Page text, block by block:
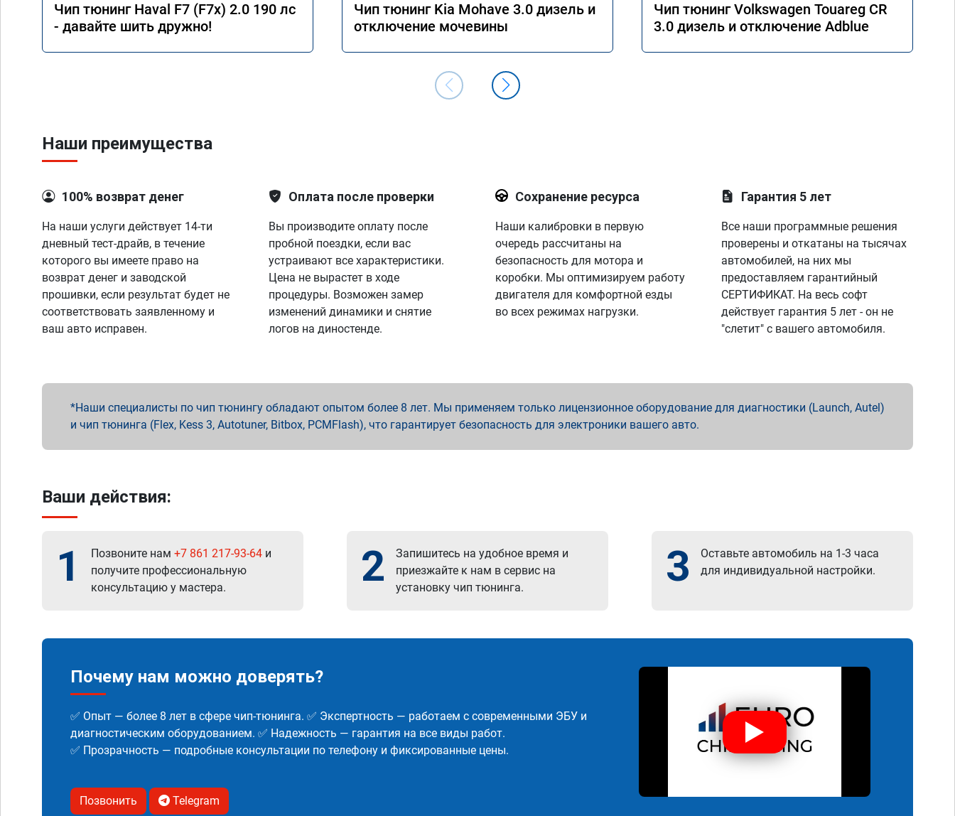
Чип тюнинг Haval F7 (F7x) 2.0 190 лс
- давайте шить дружно!
Чип тюнинг Kia Mohave 3.0 дизель и
отключение мочевины
Чип тюнинг Volkswagen Touareg CR
3.0 дизель и отключение Adblue
Наши преимущества
100% возврат денег
На наши услуги действует 14-ти
дневный тест-драйв, в течение
которого вы имеете право на
возврат денег и заводской
прошивки, если результат будет не
соответствовать заявленному и
ваш авто исправен.
Оплата после проверки
Вы производите оплату после
пробной поездки, если вас
устраивают все характеристики.
Цена не вырастет в ходе
процедуры. Возможен замер
изменений динамики и снятие
логов на диностенде.
Сохранение ресурса
Наши калибровки в первую
очередь рассчитаны на
безопасность для мотора и
коробки. Мы оптимизируем работу
двигателя для комфортной езды
во всех режимах нагрузки.
Гарантия 5 лет
Все наши программные решения
проверены и откатаны на тысячах
автомобилей, на них мы
предоставляем гарантийный
СЕРТИФИКАТ. На весь софт
действует гарантия 5 лет - он не
"слетит" с вашего автомобиля.
Наши специалисты по чип тюнингу обладают опытом более 8 лет. Мы применяем только лицензионное оборудование для диагностики (Launch, Autel)
и чип тюнинга (Flex, Kess 3, Autotuner, Bitbox, PCMFlash), что гарантирует безопасность для электроники вашего авто.
Ваши действия:
1 Позвоните нам +7 861 217-93-64 и
получите профессиональную
консультацию у мастера.
2
Запишитесь на удобное время и
приезжайте к нам в сервис на
установку чип тюнинга.
3
Оставьте автомобиль на 1-3 часа
для индивидуальной настройки.
Почему нам можно доверять?
✅ Опыт — более 8 лет в сфере чип-тюнинга. ✅ Экспертность — работаем с современными ЭБУ и
диагностическим оборудованием. ✅ Надежность — гарантия на все виды работ.
✅ Прозрачность — подробные консультации по телефону и фиксированные цены.
Позвонить Telegram